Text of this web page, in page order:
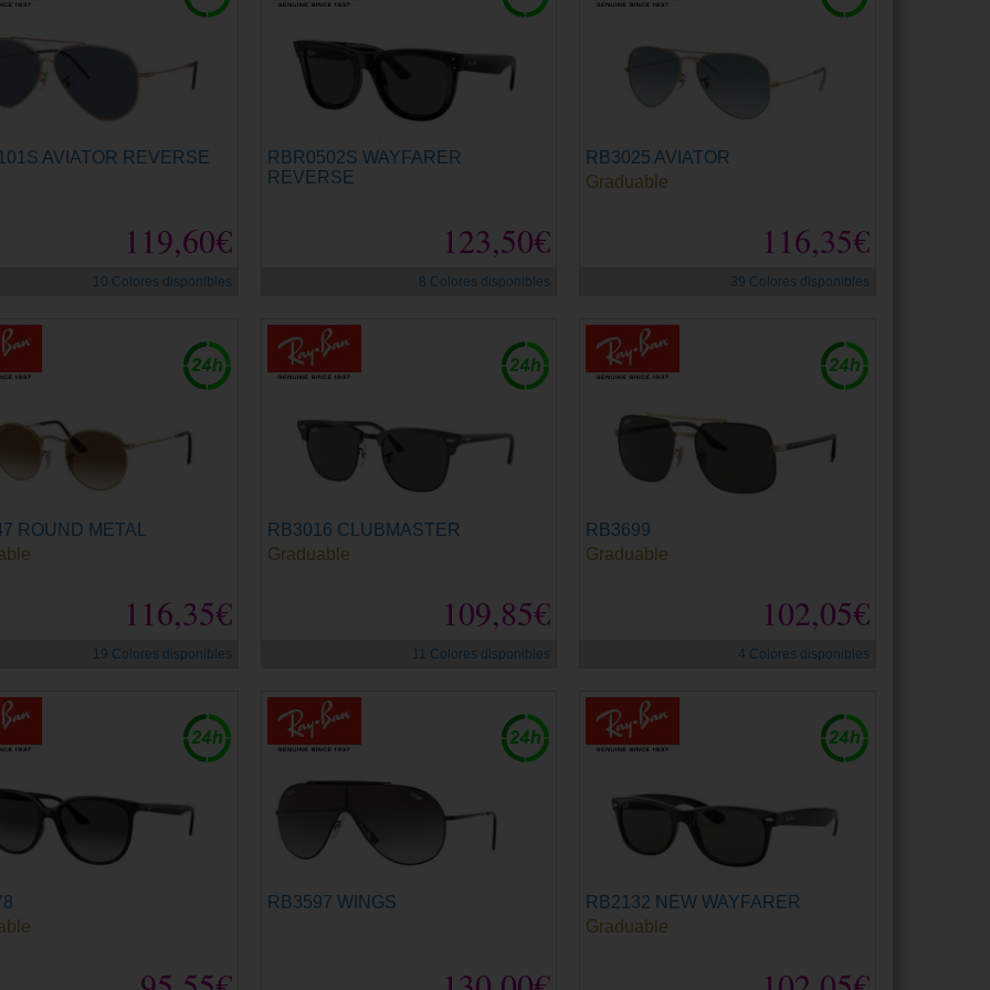
AVIATOR REVERSE
119,60€
10 Colores disponibles
RBR0502S WAYFARER
REVERSE
123,50€
8 Colores disponibles
RB3025 AVIATOR
116,35€
Graduable
39 Colores disponibles
ROUND METAL
116,35€
19 Colores disponibles
RB3016 CLUBMASTER
109,85€
Graduable
11 Colores disponibles
RB3699
102,05€
Graduable
4 Colores disponibles
RB3597 WINGS RB2132 NEW WAYFARER
Graduable